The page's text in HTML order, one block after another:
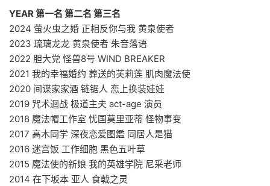
YEAR 第一名 第二名 第三名
2024 萤火虫之婚 正相反你与我 黄泉使者
2023 琉璃龙龙 黄泉使者 朱音落语
2022 胆大党 怪兽8号 WIND BREAKER
2021 我的幸福婚约 葬送的芙莉莲 肌肉魔法使
2020 间谍家家酒 链锯人 恋上换装娃娃
2019 咒术迴战 极道主夫 act-age 演员
2018 魔法帽工作室 忧国莫里亚蒂 怪物事变
2017 高木同学 深夜恋爱图鑑 同居人是猫
2016 迷宫饭 工作细胞 黑色五叶草
2015 魔法使的新娘 我的英雄学院 尼采老师
2014 在下坂本 亚人 食戟之灵